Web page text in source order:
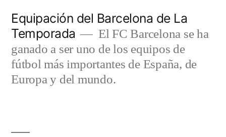
contenido
Equipación del Barcelona de La
Temporada
El FC Barcelona se ha
ganado a ser uno de los equipos de
fútbol más importantes de España, de
Europa y del mundo.